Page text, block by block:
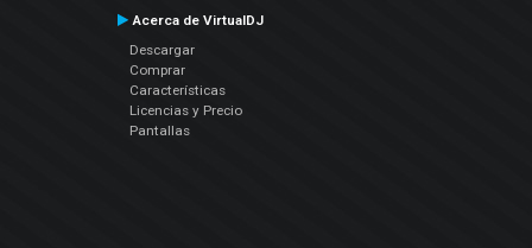
Acerca de VirtualDJ
Descargar
Comprar
Características
Licencias y Precio
Pantallas